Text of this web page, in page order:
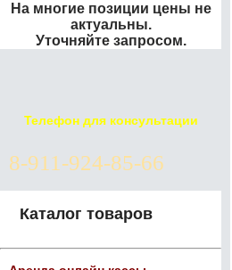
На многие позиции цены не
актуальны.
Уточняйте запросом.
Телефон для консультации
8-911-924-85-66
Каталог товаров